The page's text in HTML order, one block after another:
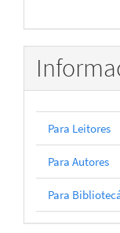
Para Leitores
Para Autores
Para